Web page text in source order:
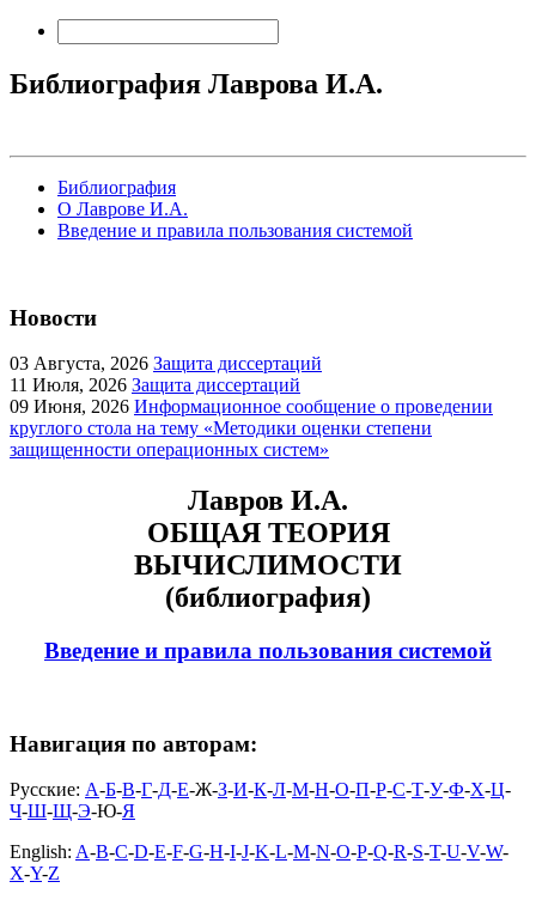
Библиография Лаврова И.А.
Библиография
О Лаврове И.А.
Введение и правила пользования системой
Новости
03 Августа, 2026 Защита диссертаций
11 Июля, 2026 Защита диссертаций
09 Июня, 2026 Информационное сообщение о проведении
круглого стола на тему «Методики оценки степени
защищенности операционных систем»
Лавров И.А.
ОБЩАЯ ТЕОРИЯ
ВЫЧИСЛИМОСТИ
(библиография)
Введение и правила пользования системой
Навигация по авторам:
Русские: А-Б-В-Г-Д-Е-Ж-З-И-К-Л-М-Н-О-П-Р-С-Т-У-Ф-Х-Ц-
Ч-Ш-Щ-Э-Ю-Я
English: A-B-C-D-E-F-G-H-I-J-K-L-M-N-O-P-Q-R-S-T-U-V-W-
X-Y-Z